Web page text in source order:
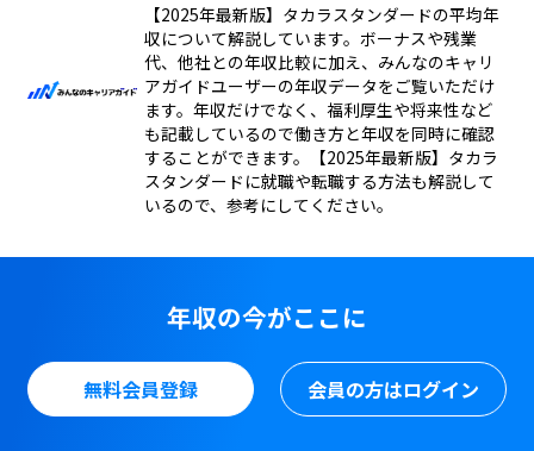
【2025年最新版】タカラスタンダードの平均年
収について解説しています。ボーナスや残業
代、他社との年収比較に加え、みんなのキャリ
アガイドユーザーの年収データをご覧いただけ
ます。年収だけでなく、福利厚生や将来性など
も記載しているので働き方と年収を同時に確認
することができます。【2025年最新版】タカラ
スタンダードに就職や転職する方法も解説して
いるので、参考にしてください。
年収の今がここに
無料会員登録 会員の方はログイン